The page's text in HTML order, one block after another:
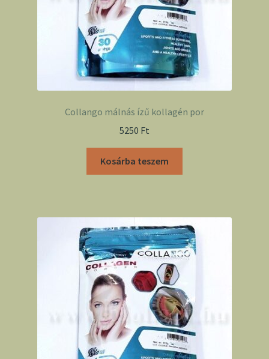
Collango málnás ízű kollagén por
5250 Ft
Kosárba teszem